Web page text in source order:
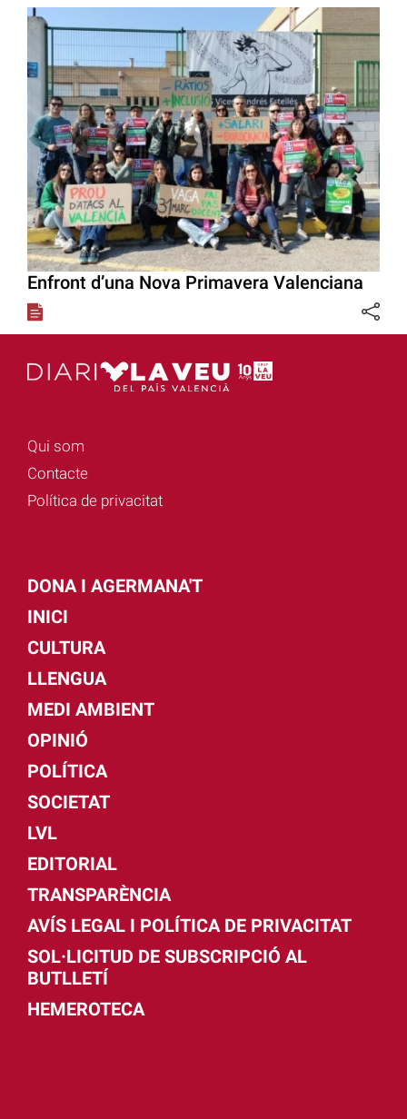
Enfront d’una Nova Primavera Valenciana
Qui som
Contacte
Política de privacitat
DONA I AGERMANA'T
INICI
CULTURA
LLENGUA
MEDI AMBIENT
OPINIÓ
POLÍTICA
SOCIETAT
LVL
EDITORIAL
TRANSPARÈNCIA
AVÍS LEGAL I POLÍTICA DE PRIVACITAT
SOL·LICITUD DE SUBSCRIPCIÓ AL
BUTLLETÍ
HEMEROTECA